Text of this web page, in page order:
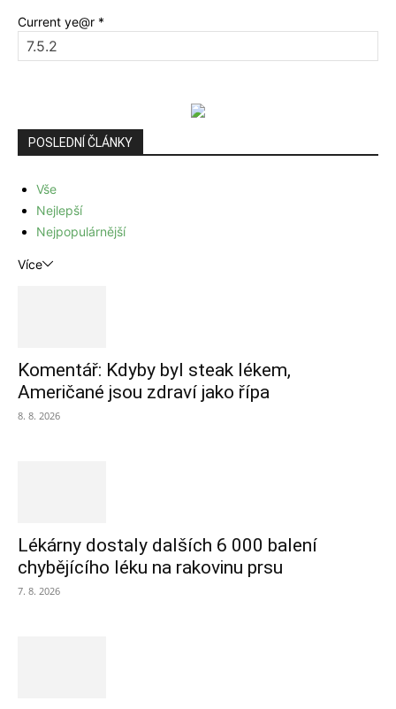
Current ye@r *
POSLEDNÍ ČLÁNKY
Vše
Nejlepší
Nejpopulárnější
Více
Komentář: Kdyby byl steak lékem,
Američané jsou zdraví jako řípa
8. 8. 2026
Lékárny dostaly dalších 6 000 balení
chybějícího léku na rakovinu prsu
7. 8. 2026